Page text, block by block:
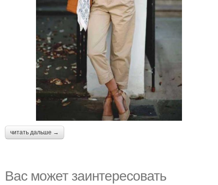
читать дальше →
Вас может заинтересовать